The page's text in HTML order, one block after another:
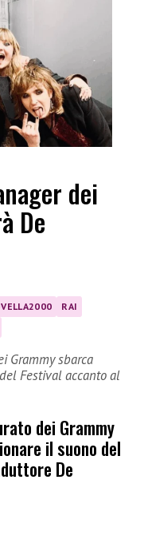
dei
De
RAI
Grammy sbarca
Festival accanto al
dei Grammy
il suono del
De